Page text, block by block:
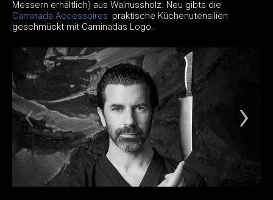
Messern erhältlich) aus Walnussholz. Neu gibts die
Caminada Accessoires: praktische Küchenutensilien
geschmückt mit Caminadas Logo.